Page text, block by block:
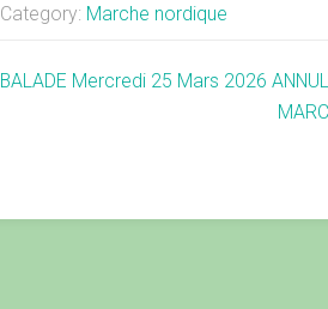
Category: Marche nordique
BALADE Mercredi 25 Mars 2026